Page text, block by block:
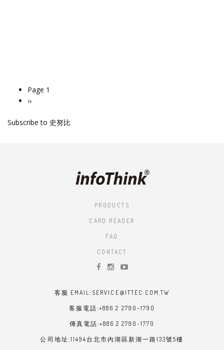
Pagination
Page 1
Next
››
Subscribe to 史努比
PRODUCTS
CARD READER
FAQ
CONTACT
客服 EMAIL:SERVICE@ITTEC.COM.TW
客服電話:+886 2 2790-1790
傳真電話:+886 2 2790-1770
公司地址:11494台北市內湖區新湖一路133號5樓